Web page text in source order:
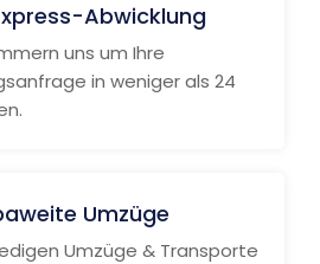
Abwicklung
uns um Ihre
in weniger als 24
Umzüge
Umzüge & Transporte